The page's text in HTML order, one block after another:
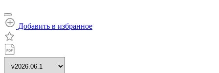
Добавить в избранное